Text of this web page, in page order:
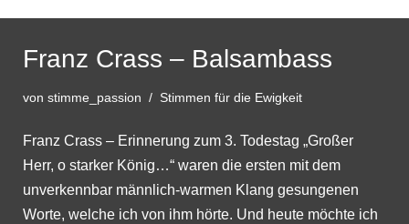
Franz Crass – Balsambass
von stimme_passion Stimmen für die Ewigkeit
Franz Crass – Erinnerung zum 3. Todestag „Großer
Herr, o starker König…“ waren die ersten mit dem
unverkennbar männlich-warmen Klang gesungenen
Worte, welche ich von ihm hörte. Und heute möchte ich